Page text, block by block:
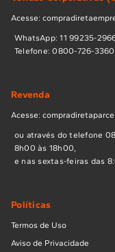
Acesse:
WhatsApp: 11 99235-
Telefone: 0800-726-
Revenda
Acesse:
ou através do telefone
8h00 às 18h00,
e nas sextas-feiras das
Políticas
Termos de Uso
Aviso de Privacidade